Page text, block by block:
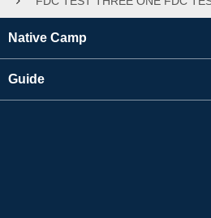
Native Camp
Guide